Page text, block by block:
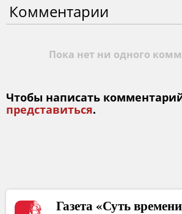
Комментарии
Пока нет ни одного
Чтобы написать
представиться.
Газета «Суть